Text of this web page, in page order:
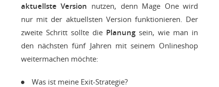
aktuellste Version nutzen, denn Mage One wird
nur mit der aktuellsten Version funktionieren. Der
zweite Schritt sollte die Planung sein, wie man in
den nächsten fünf Jahren mit seinem Onlineshop
weitermachen möchte:
Was ist meine Exit-Strategie?